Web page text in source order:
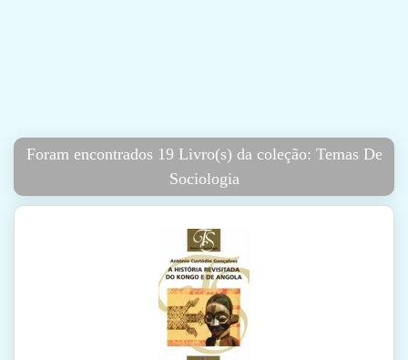
Foram encontrados 19 Livro(s) da coleção: Temas De
Sociologia